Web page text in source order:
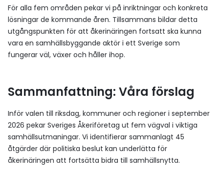
För alla fem områden pekar vi på inriktningar och konkreta
lösningar de kommande åren. Tillsammans bildar detta
utgångspunkten för att åkerinäringen fortsatt ska kunna
vara en samhällsbyggande aktör i ett Sverige som
fungerar väl, växer och håller ihop.
Sammanfattning: Våra förslag
Inför valen till riksdag, kommuner och regioner i september
2026 pekar Sveriges Åkeriföretag ut fem vägval i viktiga
samhällsutmaningar. Vi identifierar sammanlagt 45
åtgärder där politiska beslut kan underlätta för
åkerinäringen att fortsätta bidra till samhällsnytta.